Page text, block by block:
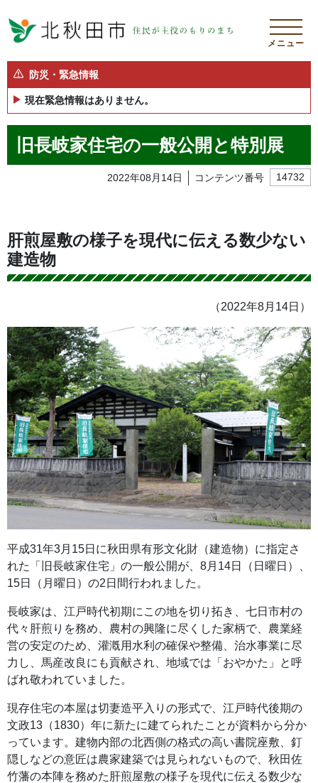
メニュー
防災・緊急情報
現在緊急情報はありません。
旧長岐家住宅の一般公開と特別展
2022年08月14日 コンテンツ番号 14732
肝煎屋敷の様子を現代に伝える数少ない
建造物
（2022年8月14日）
平成31年3月15日に秋田県有形文化財（建造物）に指定さ
れた「旧長岐家住宅」の一般公開が、8月14日（日曜日）、
15日（月曜日）の2日間行われました。
長岐家は、江戸時代初期にこの地を切り拓き、七日市村の
代々肝煎りを務め、農村の興隆に尽くした家柄で、農業経
営の安定のため、灌漑用水利の確保や整備、治水事業に尽
力し、馬産改良にも貢献され、地域では「おやかた」と呼
ばれ敬われていました。
現存住宅の本屋は切妻造平入りの形式で、江戸時代後期の
文政13（1830）年に新たに建てられたことが資料から分か
っています。建物内部の北西側の格式の高い書院座敷、釘
隠しなどの意匠は農家建築では見られないもので、秋田佐
竹藩の本陣を務めた肝煎屋敷の様子を現代に伝える数少な